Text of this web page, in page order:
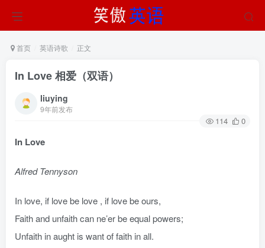
首页 英语诗歌 正文
In Love 相爱（双语）
liuying
9年前发布
114 0
In Love
Alfred Tennyson
In love, if love be love , if love be ours,
Faith and unfaith can ne’er be equal powers;
Unfaith in aught is want of faith in all.